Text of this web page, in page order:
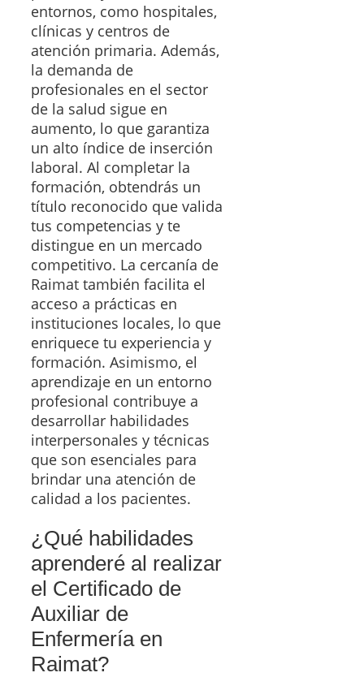
entornos, como hospitales,
clínicas y centros de
atención primaria. Además,
la demanda de
profesionales en el sector
de la salud sigue en
aumento, lo que garantiza
un alto índice de inserción
laboral. Al completar la
formación, obtendrás un
título reconocido que valida
tus competencias y te
distingue en un mercado
competitivo. La cercanía de
Raimat también facilita el
acceso a prácticas en
instituciones locales, lo que
enriquece tu experiencia y
formación. Asimismo, el
aprendizaje en un entorno
profesional contribuye a
desarrollar habilidades
interpersonales y técnicas
que son esenciales para
brindar una atención de
calidad a los pacientes.
¿Qué habilidades
aprenderé al realizar
el Certificado de
Auxiliar de
Enfermería en
Raimat?